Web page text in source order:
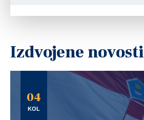
Izdvojene novosti
04
KOL